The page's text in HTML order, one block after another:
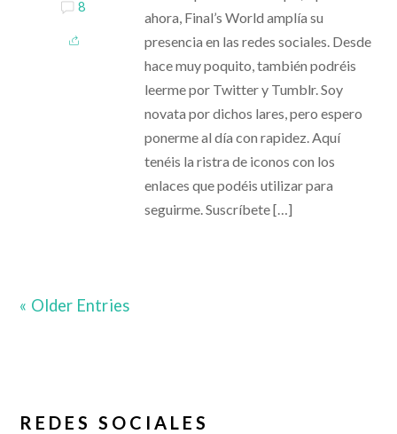
8
ahora, Final’s World amplía su
presencia en las redes sociales. Desde
hace muy poquito, también podréis
leerme por Twitter y Tumblr. Soy
novata por dichos lares, pero espero
ponerme al día con rapidez. Aquí
tenéis la ristra de iconos con los
enlaces que podéis utilizar para
seguirme. Suscríbete […]
« Older Entries
REDES SOCIALES